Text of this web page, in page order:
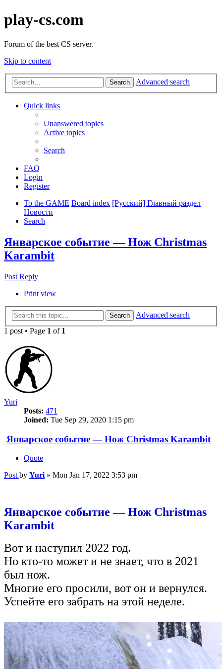
play-cs.com
Forum of the best CS server.
Skip to content
Search Advanced search
Quick links
Unanswered topics
Active topics
Search
FAQ
Login
Register
To the GAME Board index [Русский] Главный раздел
Новости
Search
Январское событие — Нож Christmas
Karambit
Post Reply
Print view
Search
Advanced search
1 post • Page 1 of 1
Yuri
Posts: 471
Joined: Tue Sep 29, 2020 1:15 pm
Январское событие — Нож Christmas Karambit
Quote
Post by Yuri » Mon Jan 17, 2022 3:53 pm
Январское событие — Нож Christmas
Karambit
Вот и наступил 2022 год.
Но кто-то может и не знает, что в 2021
был нож.
Многие его просили, вот он и вернулся.
Успейте его забрать на этой неделе.